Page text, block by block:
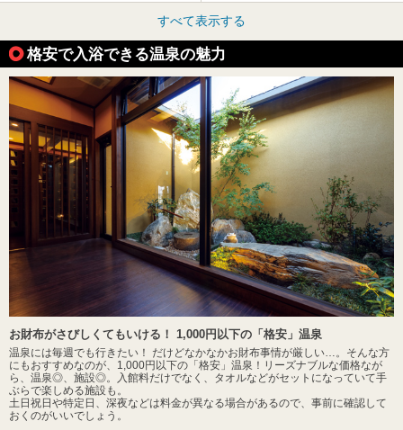
すべて表示する
格安で入浴できる温泉の魅力
お財布がさびしくてもいける！ 1,000円以下の「格安」温泉
温泉には毎週でも行きたい！ だけどなかなかお財布事情が厳しい…。そんな方
にもおすすめなのが、1,000円以下の「格安」温泉！リーズナブルな価格なが
ら、温泉◎、施設◎。入館料だけでなく、タオルなどがセットになっていて手
ぶらで楽しめる施設も。
土日祝日や特定日、深夜などは料金が異なる場合があるので、事前に確認して
おくのがいいでしょう。